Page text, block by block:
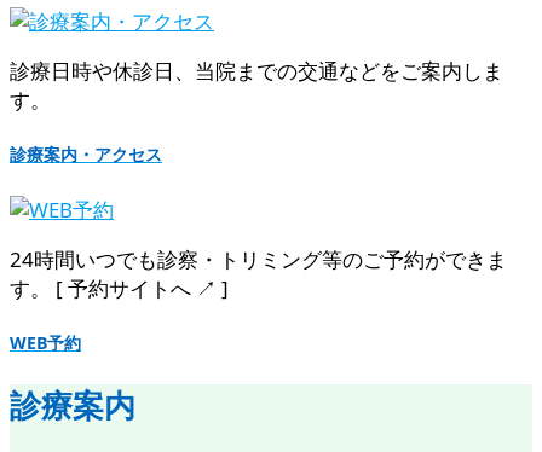
診療日時や休診日、当院までの交通などをご案内しま
す。
診療案内・アクセス
24時間いつでも診察・トリミング等のご予約ができま
す。 [ 予約サイトへ ↗︎ ]
WEB予約
診療案内